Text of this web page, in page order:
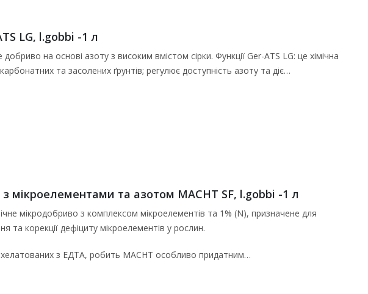
LG, l.gobbi -1 л
на основі азоту з високим вмістом сірки. Функції Ger-ATS LG: це хімічна
та засолених ґрунтів; регулює доступність азоту та діє…
з мікроелементами та азотом MACHT SF, l.gobbi -1 л
мікродобриво з комплексом мікроелементів та 1% (N), призначене для
та корекції дефіциту мікроелементів у рослин.
хелатованих з ЕДТА, робить MACHT особливо придатним…